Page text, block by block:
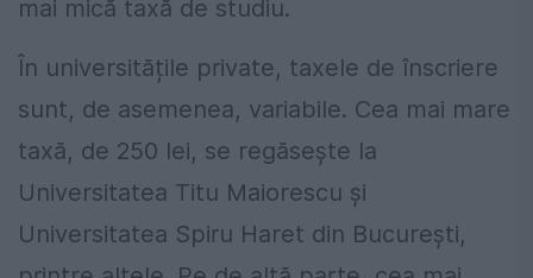
mai mică taxă de studiu.
În universitățile private, taxele de înscriere
sunt, de asemenea, variabile. Cea mai mare
taxă, de 250 lei, se regăsește la
Universitatea Titu Maiorescu și
Universitatea Spiru Haret din București,